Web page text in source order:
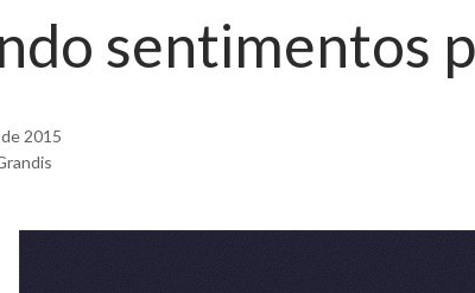
sentimentos
2015